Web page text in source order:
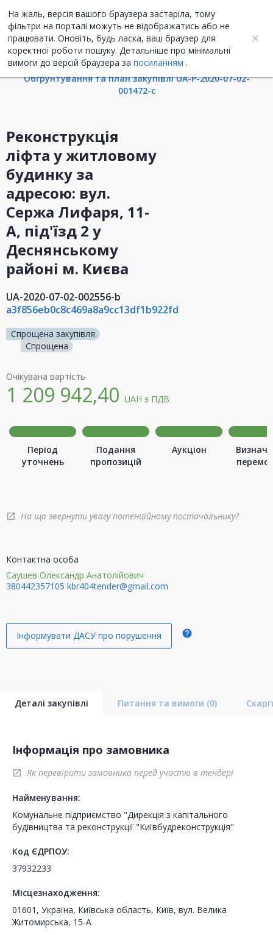
На жаль, версія вашого браузера застаріла, тому
фільтри на порталі можуть не відображатись або не
працювати. Оновіть, будь ласка, ваш браузер для
коректної роботи пошуку. Детальніше про мінімальні
вимоги до версій браузера за посиланням .
UA ENG
Інформація про закупівлю
Обгрунтування та план закупівлі UA-P-2020-07-02-
001472-c
Реконструкція
ліфта у житловому
будинку за
адресою: вул.
Сержа Лифаря, 11-
А, під'їзд 2 у
Деснянському
районі м. Києва
UA-2020-07-02-002556-b
a3f856eb0c8c469a8a9cc13df1b922fd
Спрощена закупівля
Спрощена
Очікувана вартість
1 209 942,40 UAH з ПДВ
Період
уточнень
Подання
пропозицій
Аукціон
open_in_new На що звернути увагу потенційному постачальнику?
Контактна особа
Саушев Олександр Анатолійович
380442357105 kbr404tender@gmail.com
Інформувати ДАСУ про порушення help
Деталі закупівлі Питання та вимоги (0)
Інформація про замовника
open_in_new Як перевірити замовника перед участю в тендері
Найменування:
Комунальне підприємство "Дирекція з капітального
будівництва та реконструкції "Київбудреконструкція"
Код ЄДРПОУ:
37932233
Місцезнаходження:
01601, Україна, Київська область, Київ, вул. Велика
Житомирська, 15-А